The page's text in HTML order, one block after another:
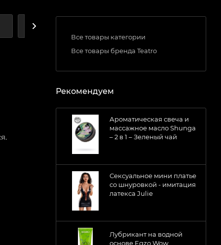
ДОСТАВКА
Все товары категории
Все товары бренда Teatro
Рекомендуем
Ароматическая свеча и
массажное масло Shunga
– 2 в 1 – Зеленый чай
Сексуальное мини платье
со шнуровкой - имитация
латекса Julie
Лубрикант на водной
основе Egzo Wow